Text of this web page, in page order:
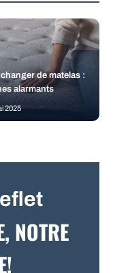
de matelas :
alarmants
2025
NOTRE